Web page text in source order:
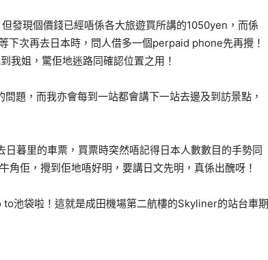
發現個價錢已經唔係各大旅遊買所講的1050yen，而係
次再去日本時，問人借多一個perpaid phone先再攪！
我姐，驚佢地迷路同確認位置之用！
題，而我亦會每到一站都會講下一站去邊及到訪景點，
暮里的車票，買票時突然唔記得日本人數數目的手勢同
角佢，攪到佢地唔好明，要講日文先明，真係出醜呀！
池袋啦！這就是成田機場第二航樓的Skyliner的站台車期